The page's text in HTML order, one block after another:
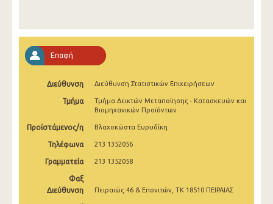
Αυγούστου 2025
Ιουλίου 2025
Ιουνίου 2025
Μαΐου 2025
Μαρτίου 2025
Φεβρουαρίου 2025
Επαφή
Διεύθυνση Διεύθυνση Στατιστικών Επιχειρήσεων
Τμήμα
Τμήμα Δεικτών Μεταποίησης - Κατασκευών και
Βιομηχανικών Προϊόντων
Προϊστάμενος/η Βλαχοκώστα Ευρυδίκη
Τηλέφωνα 213 1352056
Γραμματεία 213 1352058
Φαξ
Διεύθυνση
Πειραιώς 46 & Επονιτών, ΤΚ 18510 ΠΕΙΡΑΙΑΣ